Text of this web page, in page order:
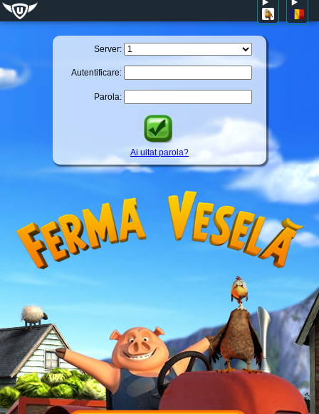
Server:
Autentificare:
Parola:
Ai uitat parola?